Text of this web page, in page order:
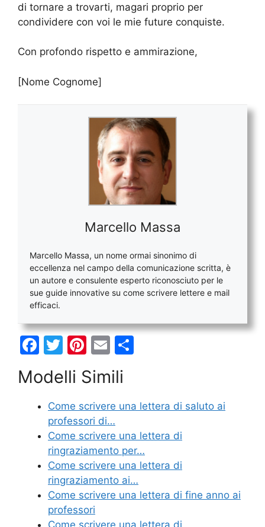
di tornare a trovarti, magari proprio per
condividere con voi le mie future conquiste.
Con profondo rispetto e ammirazione,
[Nome Cognome]
Marcello Massa
Marcello Massa, un nome ormai sinonimo di
eccellenza nel campo della comunicazione scritta, è
un autore e consulente esperto riconosciuto per le
sue guide innovative su come scrivere lettere e mail
efficaci.
F
c
e
b
o
o
k
T
w
itt
er
Pi
nt
er
e
st
E
m
ai
l
di
di
Modelli Simili
Come scrivere una lettera di saluto ai
professori di…
Come scrivere una lettera di
ringraziamento per…
Come scrivere una lettera di
ringraziamento ai…
Come scrivere una lettera di fine anno ai
professori